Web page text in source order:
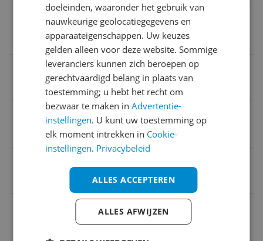
63,8 cm
Hoogte
Geluidsniveau
8690842575457
doeleinden, waaronder het gebruik van
nauwkeurige geolocatiegegevens en
apparaateigenschappen. Uw keuzes
gelden alleen voor deze website. Sommige
leveranciers kunnen zich beroepen op
gerechtvaardigd belang in plaats van
toestemming; u hebt het recht om
bezwaar te maken inAdvertentie-
instellingen. U kunt uw toestemming op
elk moment intrekken in Cookie-
instellingen. Privacybeleid
ALLES ACCEPTEREN
ALLES AFWIJZEN